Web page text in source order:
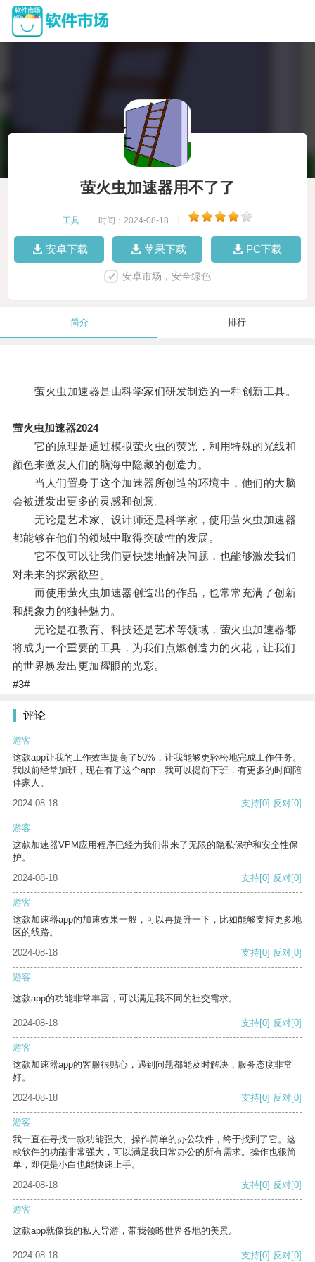
萤火虫加速器用不了了
工具 时间：2024-08-18
安卓下载 苹果下载 PC下载
安卓市场，安全绿色
简介 排行
萤火虫加速器是由科学家们研发制造的一种创新工具。
萤火虫加速器2024
它的原理是通过模拟萤火虫的荧光，利用特殊的光线和
颜色来激发人们的脑海中隐藏的创造力。
当人们置身于这个加速器所创造的环境中，他们的大脑
会被迸发出更多的灵感和创意。
无论是艺术家、设计师还是科学家，使用萤火虫加速器
都能够在他们的领域中取得突破性的发展。
它不仅可以让我们更快速地解决问题，也能够激发我们
对未来的探索欲望。
而使用萤火虫加速器创造出的作品，也常常充满了创新
和想象力的独特魅力。
无论是在教育、科技还是艺术等领域，萤火虫加速器都
将成为一个重要的工具，为我们点燃创造力的火花，让我们
的世界焕发出更加耀眼的光彩。
#3#
评论
游客
这款app让我的工作效率提高了50%，让我能够更轻松地完成工作任务。
我以前经常加班，现在有了这个app，我可以提前下班，有更多的时间陪
伴家人。
2024-08-18
支持[0] 反对[0]
游客
这款加速器VPM应用程序已经为我们带来了无限的隐私保护和安全性保
护。
2024-08-18
支持[0] 反对[0]
游客
这款加速器app的加速效果一般，可以再提升一下，比如能够支持更多地
区的线路。
2024-08-18
支持[0] 反对[0]
游客
这款app的功能非常丰富，可以满足我不同的社交需求。
2024-08-18 支持[0] 反对[0]
游客
这款加速器app的客服很贴心，遇到问题都能及时解决，服务态度非常
好。
2024-08-18
支持[0] 反对[0]
游客
我一直在寻找一款功能强大、操作简单的办公软件，终于找到了它。这
款软件的功能非常强大，可以满足我日常办公的所有需求。操作也很简
单，即使是小白也能快速上手。
2024-08-18
支持[0] 反对[0]
游客
这款app就像我的私人导游，带我领略世界各地的美景。
2024-08-18 支持[0] 反对[0]